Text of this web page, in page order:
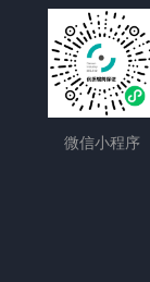
微信小程序